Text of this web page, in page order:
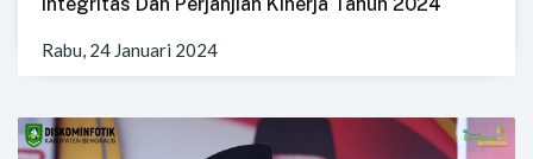
Integritas Dan Perjanjian Kinerja Tahun 2024
Rabu, 24 Januari 2024